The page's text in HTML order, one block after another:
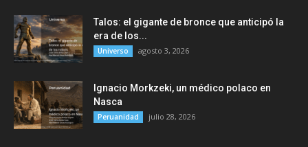
Talos: el gigante de bronce que anticipó la
era de los...
Universo agosto 3, 2026
Ignacio Morkzeki, un médico polaco en
Nasca
Peruanidad julio 28, 2026